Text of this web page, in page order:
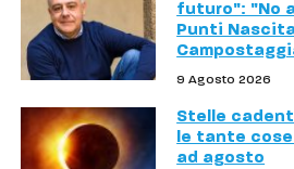
futuro": "No
Punti
9 Agosto 2026
Stelle
le tante
ad agosto